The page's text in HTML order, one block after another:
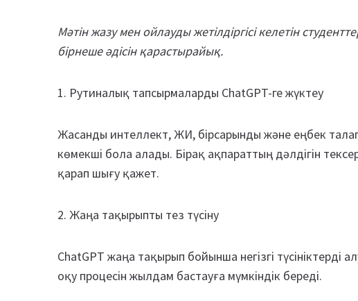
Мәтін жазу мен ойлауды жетілдіргісі келетін
бірнеше әдісін қарастырайық.
1. Рутиналық тапсырмаларды ChatGPT-ге жүктеу
Жасанды интеллект, ЖИ, бірсарынды және еңбек
көмекші бола алады. Бірақ ақпараттың дәлдігін
қарап шығу қажет.
2. Жаңа тақырыпты тез түсіну
ChatGPT жаңа тақырып бойынша негізгі түсініктерді
оқу процесін жылдам бастауға мүмкіндік береді.